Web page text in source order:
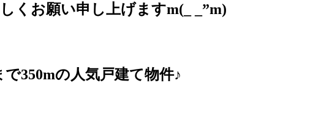
くお願い申し上げますm(_ _”m)
350mの人気戸建て物件♪